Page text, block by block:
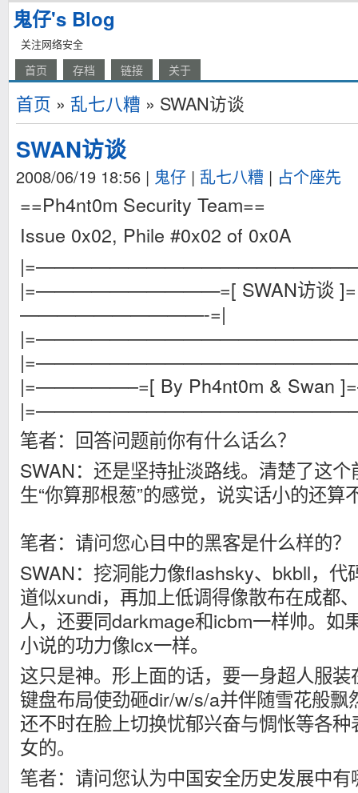
鬼仔's Blog
关注网络安全
首页 存档 链接 关于
首页 » 乱七八糟 » SWAN访谈
SWAN访谈
2008/06/19 18:56 | 鬼仔 | 乱七八糟 | 占个座先
==Ph4nt0m Security Team==
Issue 0x02, Phile #0x02 of 0x0A
|=——————————=[ SWAN访谈 ]=
——————————-=|
|=—————–=[ By Ph4nt0m &
笔者：回答问题前你有什么话么？
SWAN：还是坚持扯淡路线。清楚了这
生“你算那根葱”的感觉，说实话小的还算
笔者：请问您心目中的黑客是什么样的？
SWAN：挖洞能力像flashsky、bkbll，代
道似xundi，再加上低调得像散布在成都
人，还要同darkmage和icbm一样帅。如
小说的功力像lcx一样。
这只是神。形上面的话，要一身超人服
键盘布局使劲砸dir/w/s/a并伴随雪花般飘
还不时在脸上切换忧郁兴奋与惆怅等各
女的。
笔者：请问您认为中国安全历史发展中